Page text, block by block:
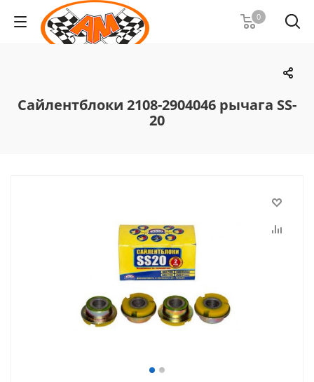
0
Сайлентблоки 2108-2904046 рычага SS-
20